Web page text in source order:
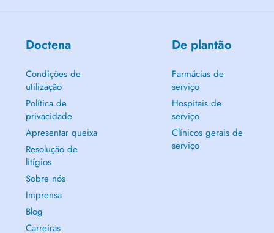
Doctena
Condições de
utilização
Política de
privacidade
Apresentar queixa
Resolução de
litígios
Sobre nós
Imprensa
Blog
Carreiras
De plantão
Farmácias de
serviço
Hospitais de
serviço
Clínicos gerais de
serviço